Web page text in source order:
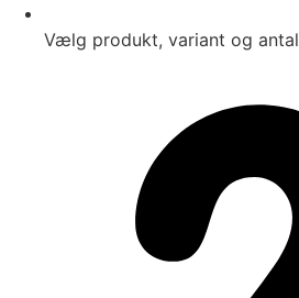
Vælg produkt, variant og antal